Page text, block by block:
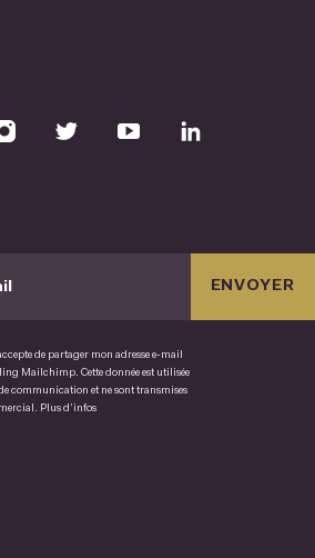
de partager mon adresse e-mail
Mailchimp. Cette donnée est utilisée
communication et ne sont transmises
Plus d’infos
ENVOYER